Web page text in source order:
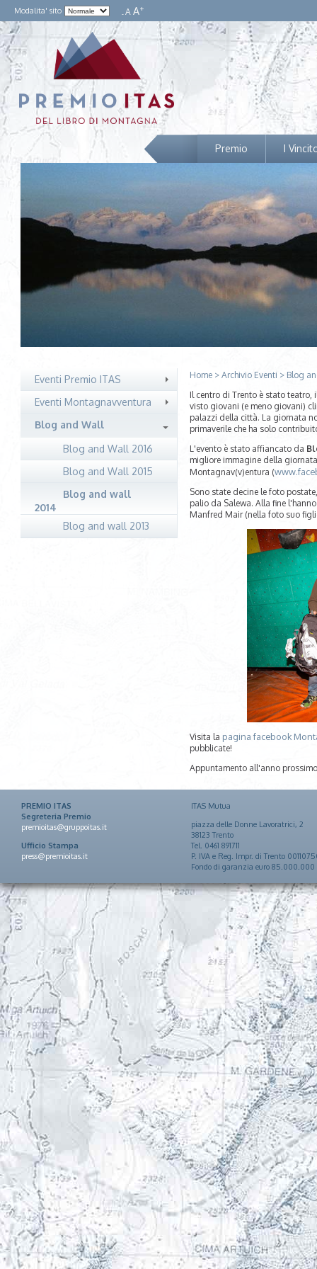
Modalita' sito -A A+
Premio I
Eventi Premio ITAS
Eventi Montagnavventura
Blog and Wall
Blog and Wall 2016
Blog and Wall 2015
Blog and wall
2014
Blog and wall 2013
Home > Archivio Eventi > Blog
Il centro di Trento è stato teatro,
visto giovani (e meno giovani)
palazzi della città. La giornata
primaverile che ha solo
L'evento è stato affiancato da
migliore immagine della
Montagnav(v)entura (
Sono state decine le foto
palio da Salewa. Alla fine
Manfred Mair (nella foto suo
Visita la pagina facebook
pubblicate!
Appuntamento all'anno
PREMIO ITAS
Segreteria Premio
premioitas@gruppoitas.it
Ufficio Stampa
press@premioitas.it
ITAS Mutua
piazza delle Donne Lavoratrici, 2
38123 Trento
Tel. 0461 891711
P. IVA e Reg. Impr. di Trento
Fondo di garanzia euro 85.000.000